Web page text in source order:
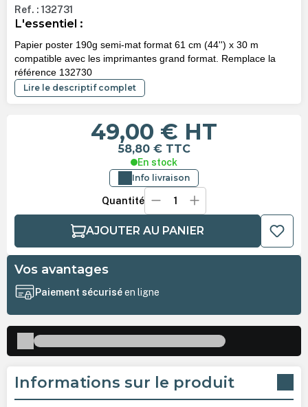
Ref. : 132731
L'essentiel :
Papier poster 190g semi-mat format 61 cm (44'') x 30 m
compatible avec les imprimantes grand format. Remplace la
référence 132730
Lire le descriptif complet
49,00 € HT
58,80 € TTC
En stock
Info livraison
Quantité
AJOUTER AU PANIER
Vos avantages
Paiement sécuriséen ligne
Informations sur le produit